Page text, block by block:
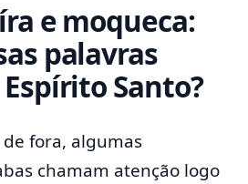
e moqueca:
palavras
Santo?
fora, algumas
chamam atenção logo